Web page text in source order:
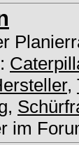
,
,
im